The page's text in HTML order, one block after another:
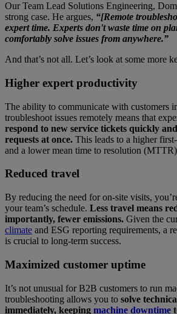
Our Team Lead Solutions Engineering,
strong case. He argues, “[Remote
expert time. Experts don't waste time on
comfortably solve issues from anywhere.”
And that’s not all. Let’s look at some more
Higher expert productivity
The ability to communicate with customers
troubleshoot issues remotely means that
respond to new service tickets quickly
requests at once. This leads to a higher
and a lower mean time to resolution
Reduced travel
By reducing the need for on-site visits,
your team’s schedule. Less travel means
importantly, fewer emissions. Given the
climate and ESG reporting requirements, a
is crucial to long-term success.
Maximized customer uptime
It’s not unusual for B2B customers to run
troubleshooting allows you to solve
immediately, keeping machine downtime